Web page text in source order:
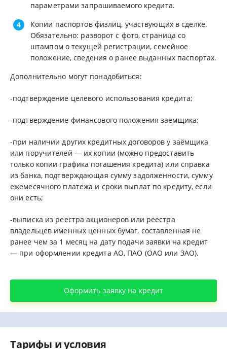
параметрами запрашиваемого кредита.
Копии паспортов физлиц, участвующих в сделке.
Обязательно: разворот с фото, страница со
штампом о текущей регистрации, семейное
положение, сведения о ранее выданных паспортах.
Дополнительно могут понадобиться:
-подтверждение целевого использования кредита;
-подтверждение финансового положения заёмщика;
-при наличии других кредитных договоров у заёмщика
или поручителей — их копии (можно предоставить
только копии графика погашения кредита) или справка
из банка, подтверждающая сумму задолженности, сумму
ежемесячного платежа и сроки выплат по кредиту, если
они есть;
-выписка из реестра акционеров или реестра
владельцев именных ценных бумаг, составленная не
ранее чем за 1 месяц на дату подачи заявки на кредит
— при оформлении кредита АО, ПАО (ОАО или ЗАО).
Оформить заявку на кредит
Тарифы и условия